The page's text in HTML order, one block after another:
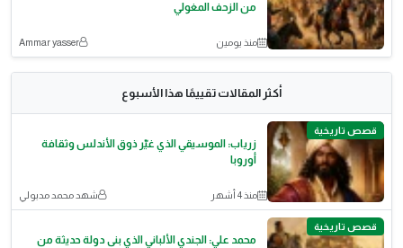
من الزحف المغولي
منذ يومين Ammar yasser
أكثر المقالات تقييمًا هذا الأسبوع
قصص تاريخية
زرياب: الموسيقي الذي غيّر ذوق الأندلس وثقافة
أوروبا
منذ 4 أشهر شهد محمد مدبولي
قصص تاريخية
محمد علي: الجندي الألباني الذي بنى دولة حديثة من